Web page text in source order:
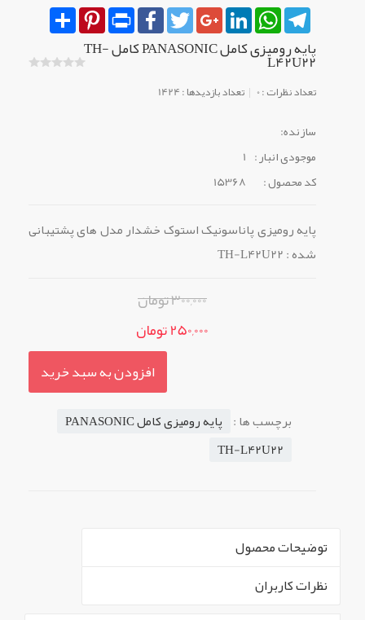
SharePinterest Print
FacebookTwitterGoogle+LinkedInWhatsAppTelegram
پایه رومیزی کامل PANASONIC کامل TH- L42U22
تعداد نظرات : 0 تعداد بازدیدها : 1424
سازنده:
موجودی انبار : 1
کد محصول :
15368
پایه رومیزی پاناسونیک استوک خشدار مدل های پشتیبانی
شده : TH-L42U22
300,000 تومان
250,000 تومان
افزودن به سبد خرید
برچسب ها : پایه رومیزی کامل PANASONIC
TH-L42U22
توضیحات محصول
نظرات کاربران